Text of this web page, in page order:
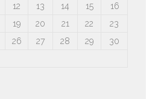
12 13 14 15
16
19 20 21 22
23
26 27 28 29
30